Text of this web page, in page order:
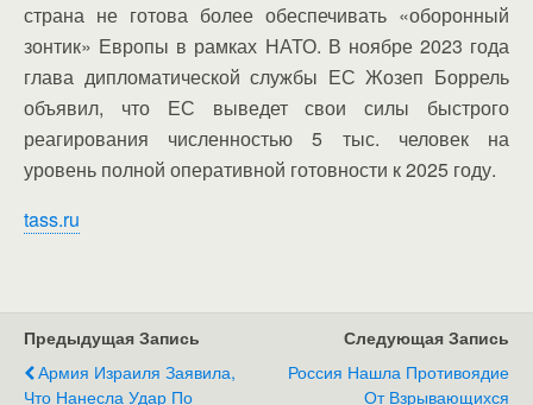
страна не готова более обеспечивать «оборонный
зонтик» Европы в рамках НАТО. В ноябре 2023 года
глава дипломатической службы ЕС Жозеп Боррель
объявил, что ЕС выведет свои силы быстрого
реагирования численностью 5 тыс. человек на
уровень полной оперативной готовности к 2025 году.
tass.ru
Предыдущая Запись
Армия Израиля Заявила,
Что Нанесла Удар По
Следующая Запись
Россия Нашла Противоядие
От Взрывающихся